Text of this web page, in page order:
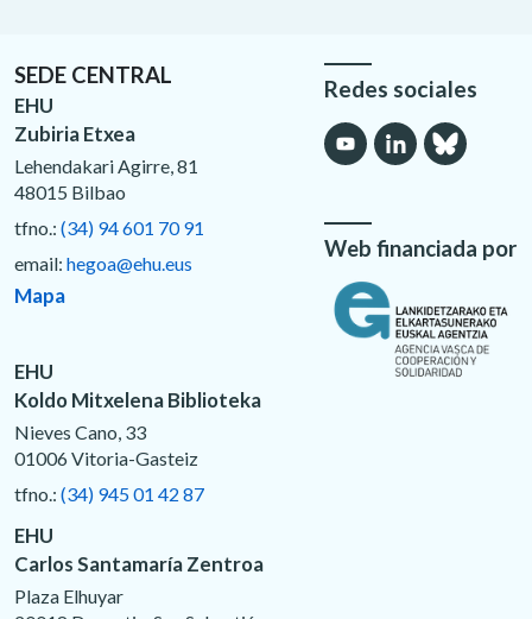
SEDE CENTRAL
EHU
Zubiria Etxea
Lehendakari Agirre, 81
48015 Bilbao
tfno.: (34) 94 601 70 91
email: hegoa@ehu.eus
Mapa
EHU
Koldo Mitxelena Biblioteka
Nieves Cano, 33
01006 Vitoria-Gasteiz
tfno.: (34) 945 01 42 87
EHU
Carlos Santamaría Zentroa
Plaza Elhuyar
Redes sociales
Web financiada por